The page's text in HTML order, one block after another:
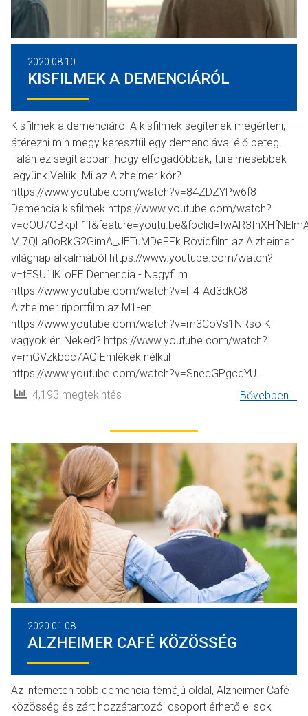
2020.08.10.
KISFILMEK A DEMENCIÁRÓL
Kisfilmek a demenciáról A kisfilmek segítenek megérteni,
átérezni min megy keresztül egy demenciával élő beteg.
Talán ez segít abban, hogy elfogadóbbak, türelmesebbek
legyünk Velük. Mi az Alzheimer kór?
https://www.youtube.com/watch?v=84ZDZYPw6f8
Demencia kisfilmek https://www.youtube.com/watch?
Ml7QLa0oRkG2GimA_JETuMDeFFk Rövidfilm az Alzheimer
világnap alkalmából https://www.youtube.com/watch?
v=tESU1lKIoFE Demencia - Nagyfilm
https://www.youtube.com/watch?v=l_4-Ad3dkG8
Alzheimer riportfilm az M1-en
https://www.youtube.com/watch?v=m3CoVs1NRso Ki
vagyok én Neked? https://www.youtube.com/watch?
v=mGVzkbqc7AQ Emlékek nélkül
https://www.youtube.com/watch?v=SneqGPgcqYU…
4,193 megtekintés
Bővebben...
2020.01.08.
ALZHEIMER CAFÉ KÖZÖSSÉG
Az interneten több demencia témájú oldal, Alzheimer Café
közösség és zárt hozzátartozói csoport érhető el sok